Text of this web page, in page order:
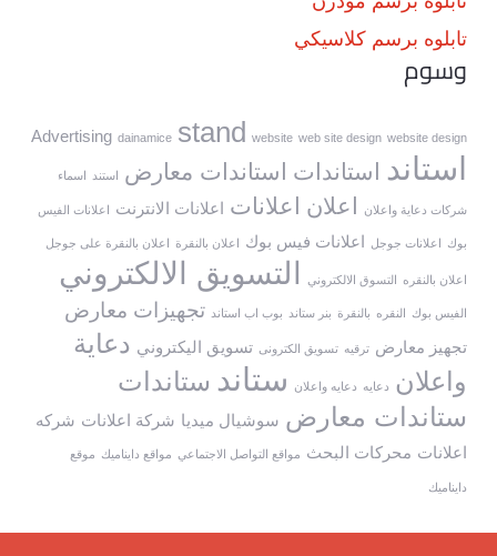
تابلوه برسم كلاسيكي
وسوم
Advertising dainamice stand website web site design website design
استاند استاندات استاندات معارض استند اسماء
شركات دعاية واعلان اعلان اعلانات اعلانات الانترنت اعلانات الفيس
بوك اعلانات جوجل اعلانات فيس بوك اعلان بالنقرة اعلان بالنقرة على جوجل
اعلان بالنقره التسوق الالكتروني التسويق الالكتروني
الفيس بوك النقره بالنقرة بنر ستاند بوب اب استاند تجهيزات معارض
تجهيز معارض ترقيه تسويق الكترونى تسويق اليكتروني دعاية
واعلان دعايه دعايه واعلان ستاند ستاندات
ستاندات معارض سوشيال ميديا شركة اعلانات شركه
اعلانات محركات البحث مواقع التواصل الاجتماعي مواقع دايناميك موقع
دايناميك